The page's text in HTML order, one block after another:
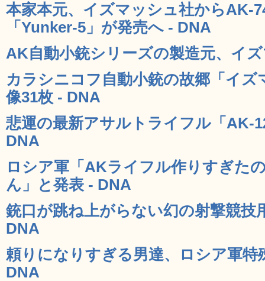
本家本元、イズマッシュ社からAK-
「Yunker-5」が発売へ - DNA
AK自動小銃シリーズの製造元、イ
カラシニコフ自動小銃の故郷「イズ
像31枚 - DNA
悲運の最新アサルトライフル「AK-
DNA
ロシア軍「AKライフル作りすぎた
ん」と発表 - DNA
銃口が跳ね上がらない幻の射撃競技
DNA
頼りになりすぎる男達、ロシア軍特
DNA